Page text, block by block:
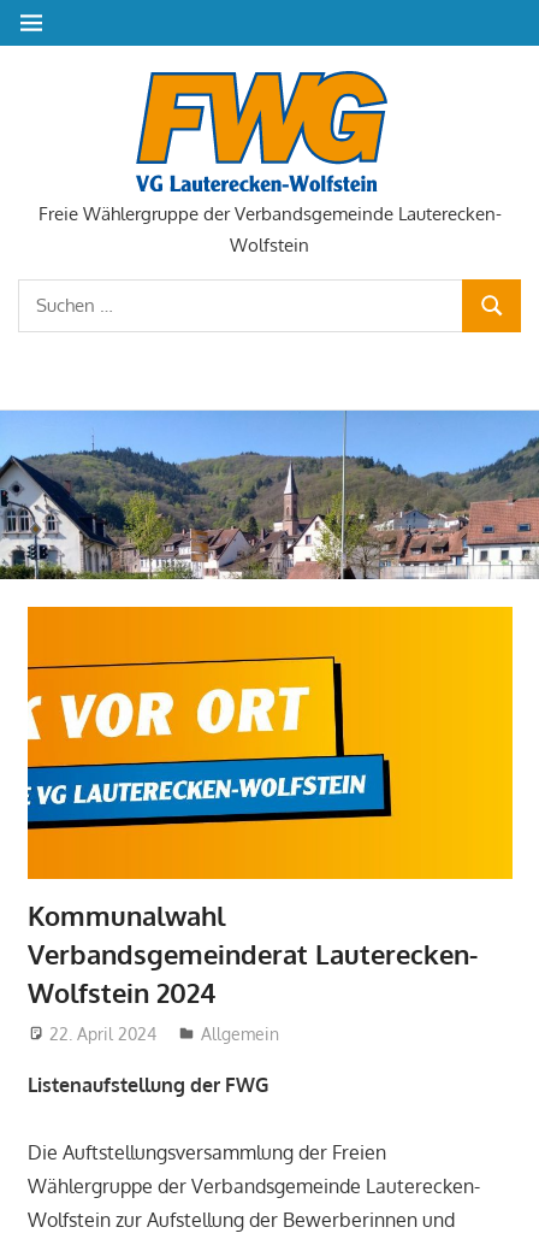
Zum
InhaltMENÜ
Freie Wählergruppe der Verbandsgemeinde Lauterecken-
Wolfstein
Suchen
Kommunalwahl
Verbandsgemeinderat Lauterecken-
Wolfstein 2024
22. April 2024 Olaf Radolak@web.de
Allgemein
Listenaufstellung der FWG
Die Auftstellungsversammlung der Freien
Wählergruppe der Verbandsgemeinde Lauterecken-
Wolfstein zur Aufstellung der Bewerberinnen und